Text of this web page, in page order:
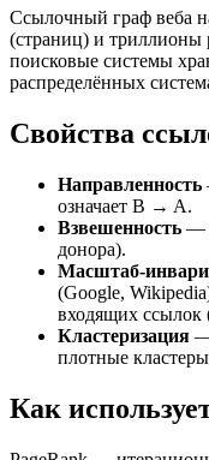
Ссылочный граф веба
(страниц) и триллионы
поисковые системы
распределённых
Свойства
Направленность
означает B → A.
Взвешенность —
донора).
Масштаб-
(Google,
входящих ссылок
Кластеризация —
плотные
Как